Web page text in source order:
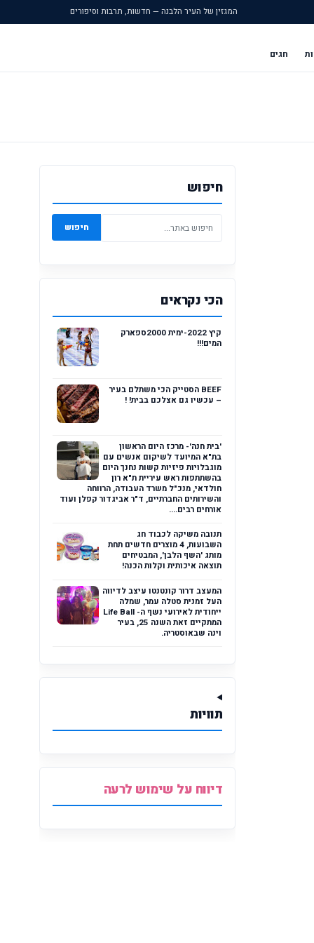
המגזין של העיר הלבנה — חדשות, תרבות וסיפורים
חגים
חיפוש
חיפוש
הכי נקראים
קיץ 2022-ימית 2000ספארק
המים!!!
BEEF הסטייק הכי משתלם בעיר
– עכשיו גם אצלכם בבית! !
'בית חנה'- מרכז היום הראשון
בת"א המיועד לשיקום אנשים עם
מוגבלויות פיזיות קשות נחנך היום
בהשתתפות ראש עיריית ת"א רון
חולדאי, מנכ"ל משרד העבודה, הרווחה
והשירותים החברתיים, ד"ר אביגדור קפלן ועוד
אורחים רבים....
תנובה משיקה לכבוד חג
השבועות, 4 מוצרים חדשים תחת
מותג 'השף הלבן', המבטיחים
תוצאה איכותית וקלות הכנה!
המעצב דרור קונטנטו עיצב לדיווה
העל זמנית סטלה עמר, שמלה
ייחודית לאירועי נשף ה- Life Ball
המתקיים זאת השנה 25, בעיר
וינה שבאוסטריה.
תוויות
דיווח על שימוש לרעה